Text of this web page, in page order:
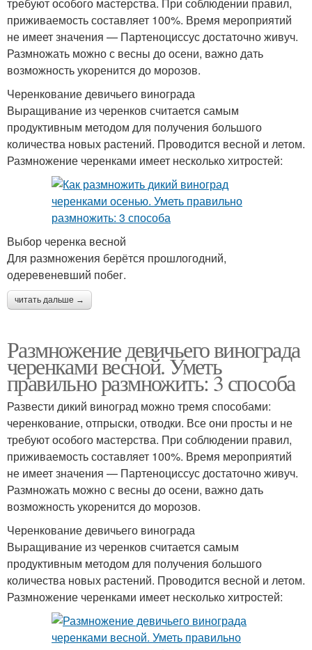
приживаемость составляет 100%. Время мероприятий
не имеет значения — Партеноциссус достаточно живуч.
Размножать можно с весны до осени, важно дать
возможность укоренится до морозов.
Черенкование девичьего винограда
Выращивание из черенков считается самым
продуктивным методом для получения большого
количества новых растений. Проводится весной и летом.
Размножение черенками имеет несколько хитростей:
Выбор черенка весной
Для размножения берётся прошлогодний,
одеревеневший побег.
читать дальше →
Размножение девичьего винограда
черенками весной. Уметь
правильно размножить: 3 способа
Развести дикий виноград можно тремя способами:
черенкование, отпрыски, отводки. Все они просты и не
требуют особого мастерства. При соблюдении правил,
приживаемость составляет 100%. Время мероприятий
не имеет значения — Партеноциссус достаточно живуч.
Размножать можно с весны до осени, важно дать
возможность укоренится до морозов.
Черенкование девичьего винограда
Выращивание из черенков считается самым
продуктивным методом для получения большого
количества новых растений. Проводится весной и летом.
Размножение черенками имеет несколько хитростей: